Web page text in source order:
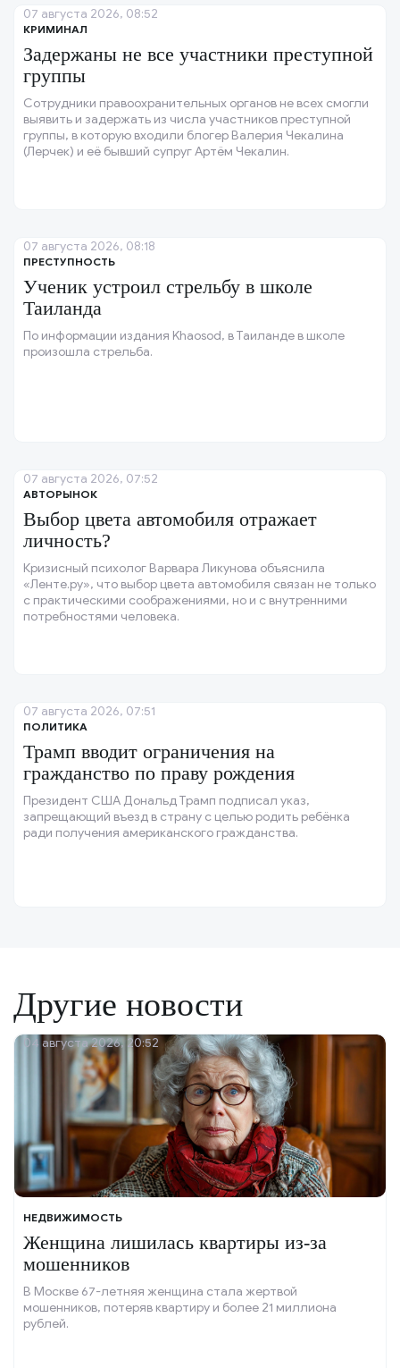
КРИМИНАЛ
Задержаны не все участники преступной
группы
Сотрудники правоохранительных органов не всех смогли
выявить и задержать из числа участников преступной
группы, в которую входили блогер Валерия Чекалина
(Лерчек) и её бывший супруг Артём Чекалин.
07 августа 2026, 08:52
ПРЕСТУПНОСТЬ
Ученик устроил стрельбу в школе
Таиланда
По информации издания Khaosod, в Таиланде в школе
произошла стрельба.
07 августа 2026, 08:18
АВТОРЫНОК
Выбор цвета автомобиля отражает
личность?
Кризисный психолог Варвара Ликунова объяснила
«Ленте.ру», что выбор цвета автомобиля связан не только
с практическими соображениями, но и с внутренними
потребностями человека.
07 августа 2026, 07:52
ПОЛИТИКА
Трамп вводит ограничения на
гражданство по праву рождения
Президент США Дональд Трамп подписал указ,
запрещающий въезд в страну с целью родить ребёнка
ради получения американского гражданства.
07 августа 2026, 07:51
Другие новости
НЕДВИЖИМОСТЬ
Женщина лишилась квартиры из-за
мошенников
В Москве 67-летняя женщина стала жертвой
мошенников, потеряв квартиру и более 21 миллиона
рублей.
04 августа 2026, 20:52